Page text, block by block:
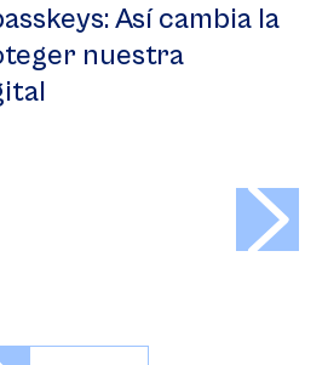
Así cambia la
nuestra